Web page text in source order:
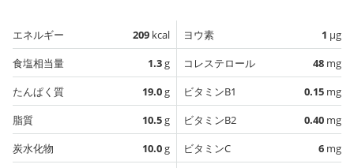
エネルギー 209 kcal
食塩相当量
1.3g
たんぱく質
19.0g
脂質
10.5g
炭水化物
10.0g
ヨウ素 1 µg
コレステロール
48 mg
ビタミンB1
0.15 mg
ビタミンB2
0.40 mg
ビタミンC
6 mg